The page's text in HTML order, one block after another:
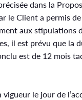
dans la
le Client a permis
aux stipulations
il est prévu que la
est de 12 mois
le jour de